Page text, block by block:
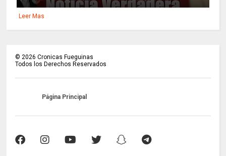
Leer Mas
© 2026 Cronicas Fueguinas
Todos los Derechos Reservados
Página Principal